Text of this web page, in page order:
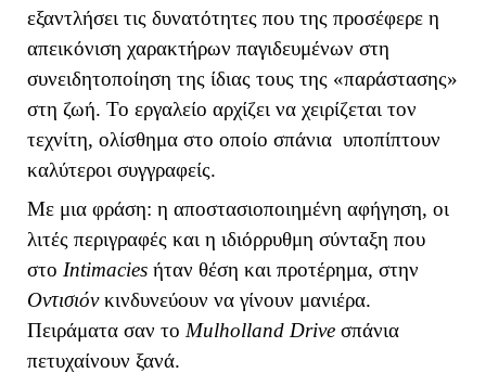
εξαντλήσει τις δυνατότητες που της προσέφερε η
απεικόνιση χαρακτήρων παγιδευμένων στη
συνειδητοποίηση της ίδιας τους της «παράστασης»
στη ζωή. Το εργαλείο αρχίζει να χειρίζεται τον
τεχνίτη, ολίσθημα στο οποίο σπάνια υποπίπτουν
καλύτεροι συγγραφείς.
Με μια φράση: η αποστασιοποιημένη αφήγηση, οι
λιτές περιγραφές και η ιδιόρρυθμη σύνταξη που
στο Intimacies ήταν θέση και προτέρημα, στην
Οντισιόνκινδυνεύουν να γίνουν μανιέρα.
Πειράματα σαν το Mulholland Drive σπάνια
πετυχαίνουν ξανά.